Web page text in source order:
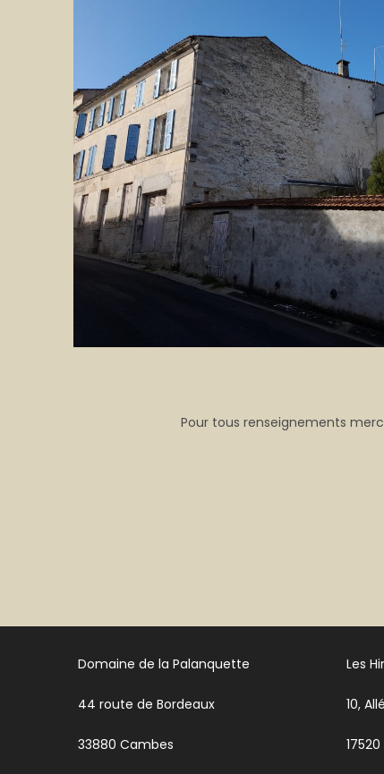
Pour tous renseignements
Domaine de la Palanquette
44 route de Bordeaux
33880 Cambes
Les
10,